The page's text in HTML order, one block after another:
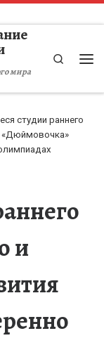
мира
Search
студии раннего
«Дюймовочка»
и